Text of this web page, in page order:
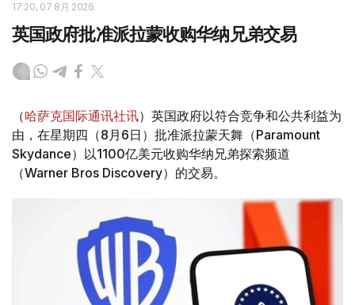
17:20, 07 8月 2026
英国政府批准派拉蒙收购华纳兄弟交易
（哈萨克国际通讯社讯）英国政府以符合竞争和公共利益为
由，在星期四（8月6日）批准派拉蒙天舞（Paramount
Skydance）以1100亿美元收购华纳兄弟探索频道
（Warner Bros Discovery）的交易。